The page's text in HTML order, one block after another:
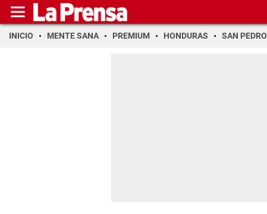
INICIO MENTE SANA PREMIUM HONDURAS SAN PEDRO